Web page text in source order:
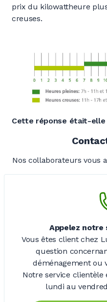
prix du kilowattheure
creuses.
Cette réponse était-elle
Nos collaborateurs vous
Appelez notre
Vous êtes client chez
question
déménagement ou
Notre service clientèle
lundi au